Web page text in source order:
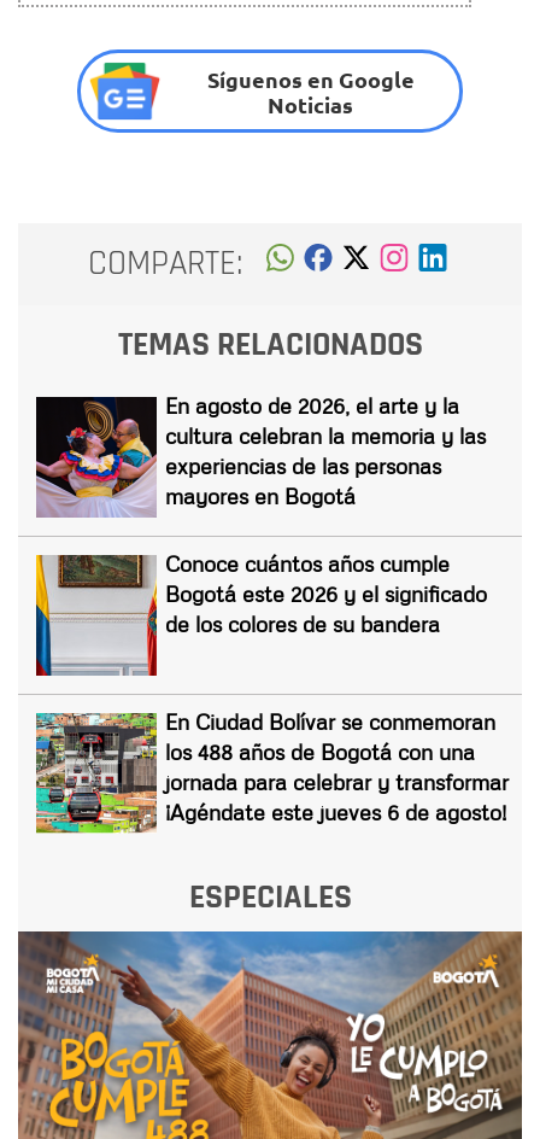
Síguenos en Google
Noticias
COMPARTE:
TEMAS RELACIONADOS
En agosto de 2026, el arte y la
cultura celebran la memoria y las
experiencias de las personas
mayores en Bogotá
Conoce cuántos años cumple
Bogotá este 2026 y el significado
de los colores de su bandera
En Ciudad Bolívar se conmemoran
los 488 años de Bogotá con una
jornada para celebrar y transformar
¡Agéndate este jueves 6 de agosto!
ESPECIALES